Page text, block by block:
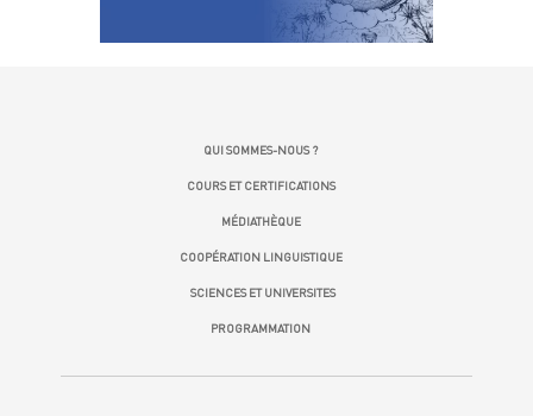
QUI SOMMES-NOUS ?
COURS ET CERTIFICATIONS
MÉDIATHÈQUE
COOPÉRATION LINGUISTIQUE
SCIENCES ET UNIVERSITES
PROGRAMMATION